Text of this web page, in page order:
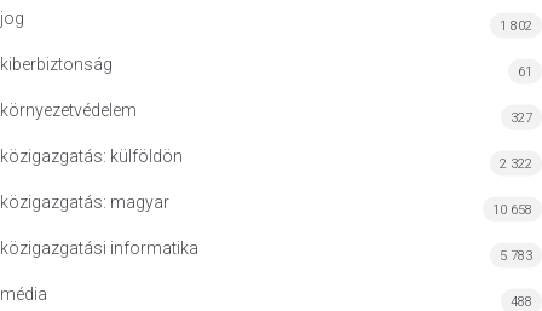
jog 1 802
kiberbiztonság 61
környezetvédelem 327
közigazgatás: külföldön 2 322
közigazgatás: magyar 10 658
közigazgatási informatika 5 783
média 488